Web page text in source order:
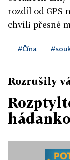
rozdíl od GPS
chvíli přesné
#Čína
Rozrušily